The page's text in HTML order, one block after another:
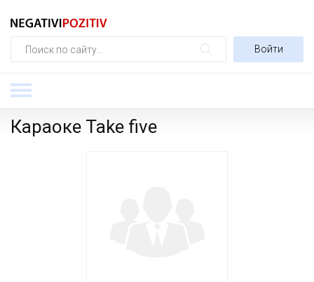
Войти
Караоке Take five